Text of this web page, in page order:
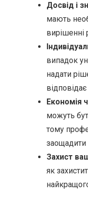
Досвід і
мають
вирішенні
випадок
надати
Економія
можуть
тому
заощадити
Захист
як